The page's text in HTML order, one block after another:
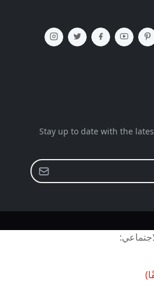
Stay up to date with the